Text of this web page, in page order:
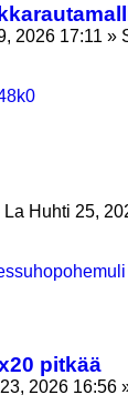
2026 17:11 »
La Huhti 25,
pitkää
2026 16:56